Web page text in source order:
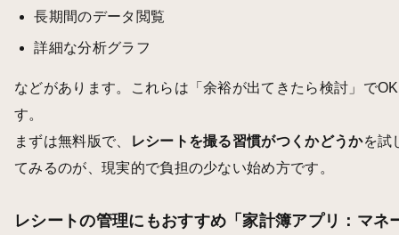
長期間のデータ閲覧
詳細な分析グラフ
などがあります。これらは「余裕が出てきたら検討」で
す。
まずは無料版で、
レシートを撮る習慣がつくかどうかを試
てみるのが、現実的で負担の少ない始め方です。
レシートの管理にもおすすめ「家計簿アプリ：マネ